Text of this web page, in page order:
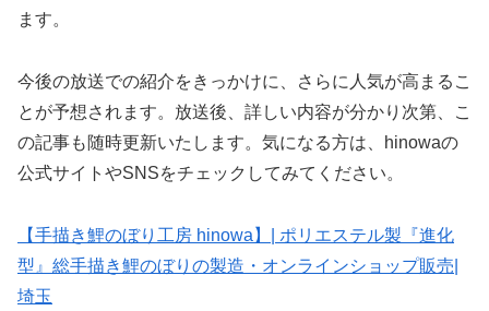
ます。
今後の放送での紹介をきっかけに、さらに人気が高まるこ
とが予想されます。放送後、詳しい内容が分かり次第、こ
の記事も随時更新いたします。気になる方は、hinowaの
公式サイトやSNSをチェックしてみてください。
【手描き鯉のぼり工房 hinowa】| ポリエステル製『進化
型』総手描き鯉のぼりの製造・オンラインショップ販売|
埼玉